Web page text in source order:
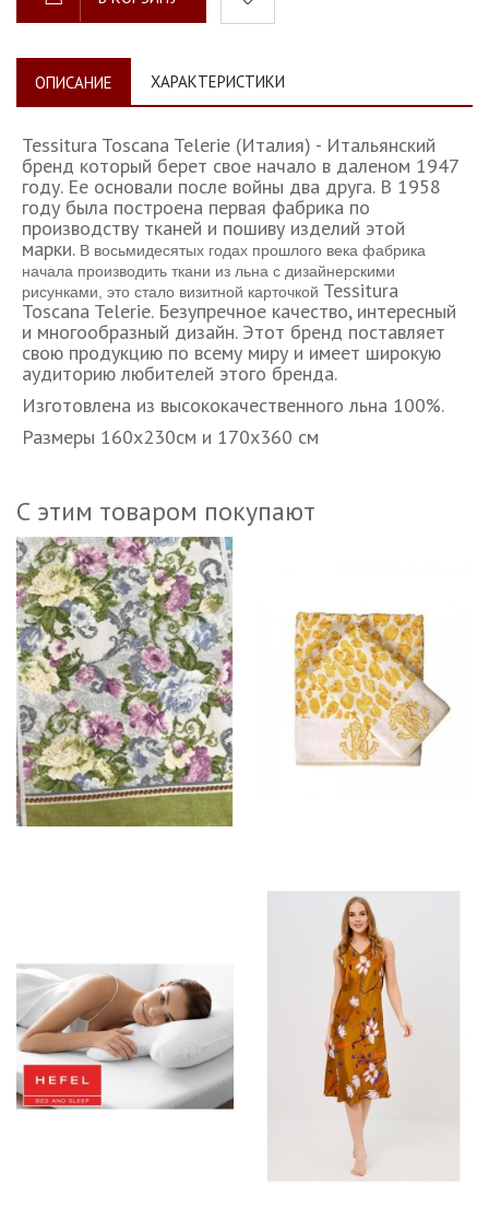
ОПИСАНИЕ ХАРАКТЕРИСТИКИ
Tessitura Toscana Telerie (Италия) - Итальянский
бренд который берет свое начало в даленом 1947
году. Ее основали после войны два друга. В 1958
году была построена первая фабрика по
производству тканей и пошиву изделий этой
марки. В восьмидесятых годах прошлого века фабрика
начала производить ткани из льна с дизайнерскими
рисунками, это стало визитной карточкой Tessitura
Toscana Telerie. Безупречное качество, интересный
и многообразный дизайн. Этот бренд поставляет
свою продукцию по всему миру и имеет широкую
аудиторию любителей этого бренда.
Изготовлена из высококачественного льна 100%.
Размеры 160х230см и 170х360 см
С этим товаром покупают